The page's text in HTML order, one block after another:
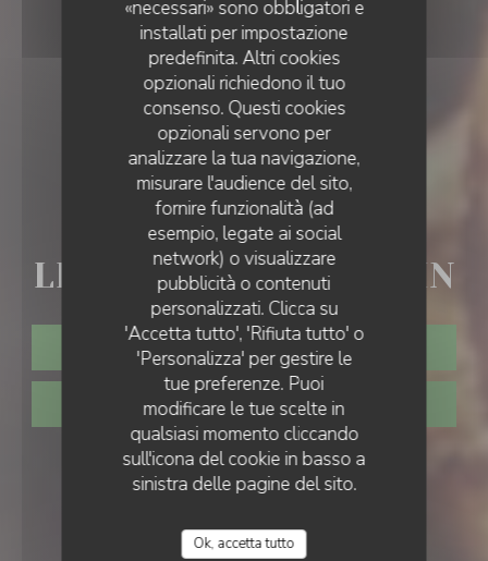
«necessari» sono obbligatori e
installati per impostazione
predefinita. Altri cookies
opzionali richiedono il tuo
consenso. Questi cookies
opzionali servono per
analizzare la tua navigazione,
misurare l'audience del sito,
fornire funzionalità (ad
esempio, legate ai social
network) o visualizzare
pubblicità o contenuti
personalizzati. Clicca su
'Accetta tutto', 'Rifiuta tutto' o
'Personalizza' per gestire le
tue preferenze. Puoi
modificare le tue scelte in
qualsiasi momento cliccando
sull'icona del cookie in basso a
sinistra delle pagine del sito.
Ok, accetta tutto
HOSTEL MONTGEROULT
LES BROCHES DU VEXIN
PRENOTA
PORTA VIA